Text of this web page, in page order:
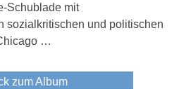
Schublade mit
sozialkritischen und politischen
…
zum Album